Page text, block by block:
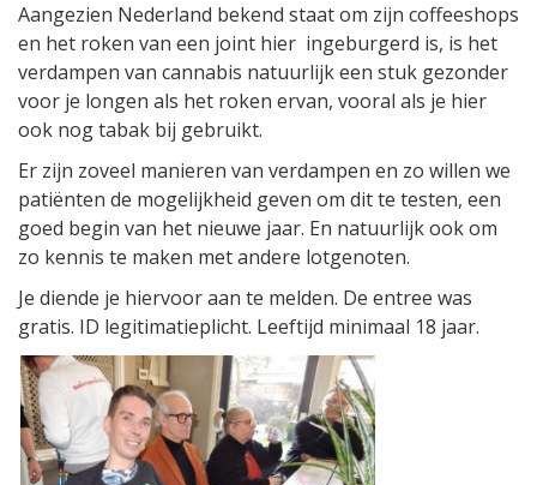
Aangezien Nederland bekend staat om zijn coffeeshops
en het roken van een joint hier ingeburgerd is, is het
verdampen van cannabis natuurlijk een stuk gezonder
voor je longen als het roken ervan, vooral als je hier
ook nog tabak bij gebruikt.
Er zijn zoveel manieren van verdampen en zo willen we
patiënten de mogelijkheid geven om dit te testen, een
goed begin van het nieuwe jaar. En natuurlijk ook om
zo kennis te maken met andere lotgenoten.
Je diende je hiervoor aan te melden. De entree was
gratis. ID legitimatieplicht. Leeftijd minimaal 18 jaar.